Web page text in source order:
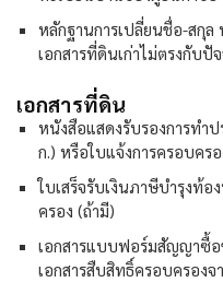
หลักฐานการเปลี่ยนชื่อ-สกุ
เอกสารที่ดินเก่าไม่ตรงกับปั
เอกสารที่ดิน
หนังสือแสดงรับรองการทำ
ก.) หรือใบแจ้งการครอบคร
ใบเสร็จรับเงินภาษีบำรุงท้
ครอง (ถ้ามี)
เอกสารแบบฟอร์มสัญญาซื้
เอกสารสืบสิทธิ์ครอบครองจ